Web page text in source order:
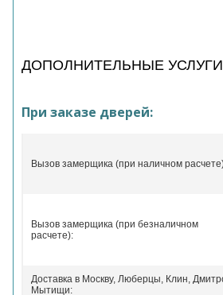
ДОПОЛНИТЕЛЬНЫЕ УСЛУГИ
При заказе дверей:
Вызов замерщика (при наличном
Вызов замерщика (при безналичном
расчете):
Доставка в Москву, Люберцы, Клин,
Мытищи: